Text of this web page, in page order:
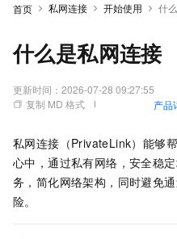
首页 私网连接 开始使用 什
什么是私网连接
更新时间： 2026-07-28 09:27:55
复制 MD 格式
产品
私网连接（PrivateLink）能够
心中，通过私有网络，安全稳
务，简化网络架构，同时避免
险。